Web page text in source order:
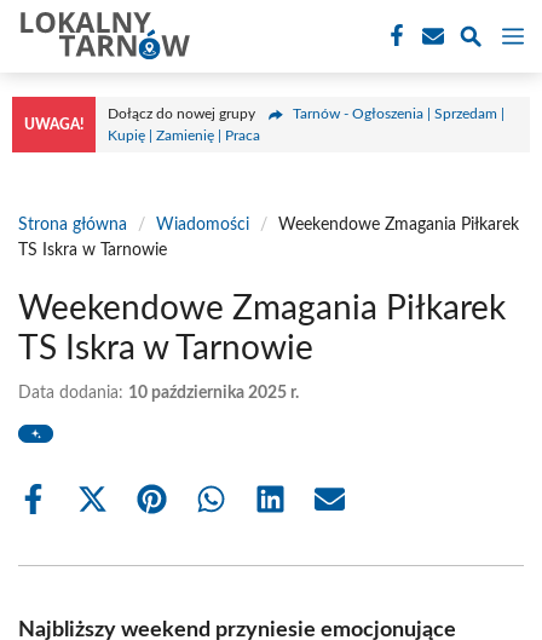
Przejdź
treści
UWAGA!
Dołącz do nowej grupy
Tarnów - Ogłoszenia | Sprzedam |
Kupię | Zamienię | Praca
Strona główna / Wiadomości /
Weekendowe Zmagania Piłkarek
TS Iskra w Tarnowie
Weekendowe Zmagania Piłkarek
TS Iskra w Tarnowie
Data dodania: 10 października 2025 r.
Share
Share
(Twitter)
Share Share Share Share
Najbliższy weekend przyniesie emocjonujące